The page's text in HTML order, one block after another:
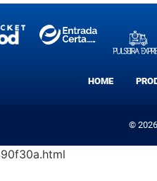
HOME
©